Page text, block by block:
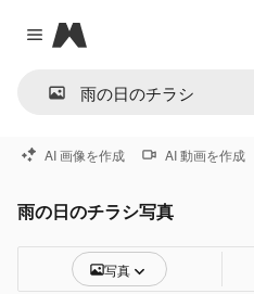
Close menu
Magnific
AI 画像を作成 AI 動画を作成
雨の日のチラシ写真
写真